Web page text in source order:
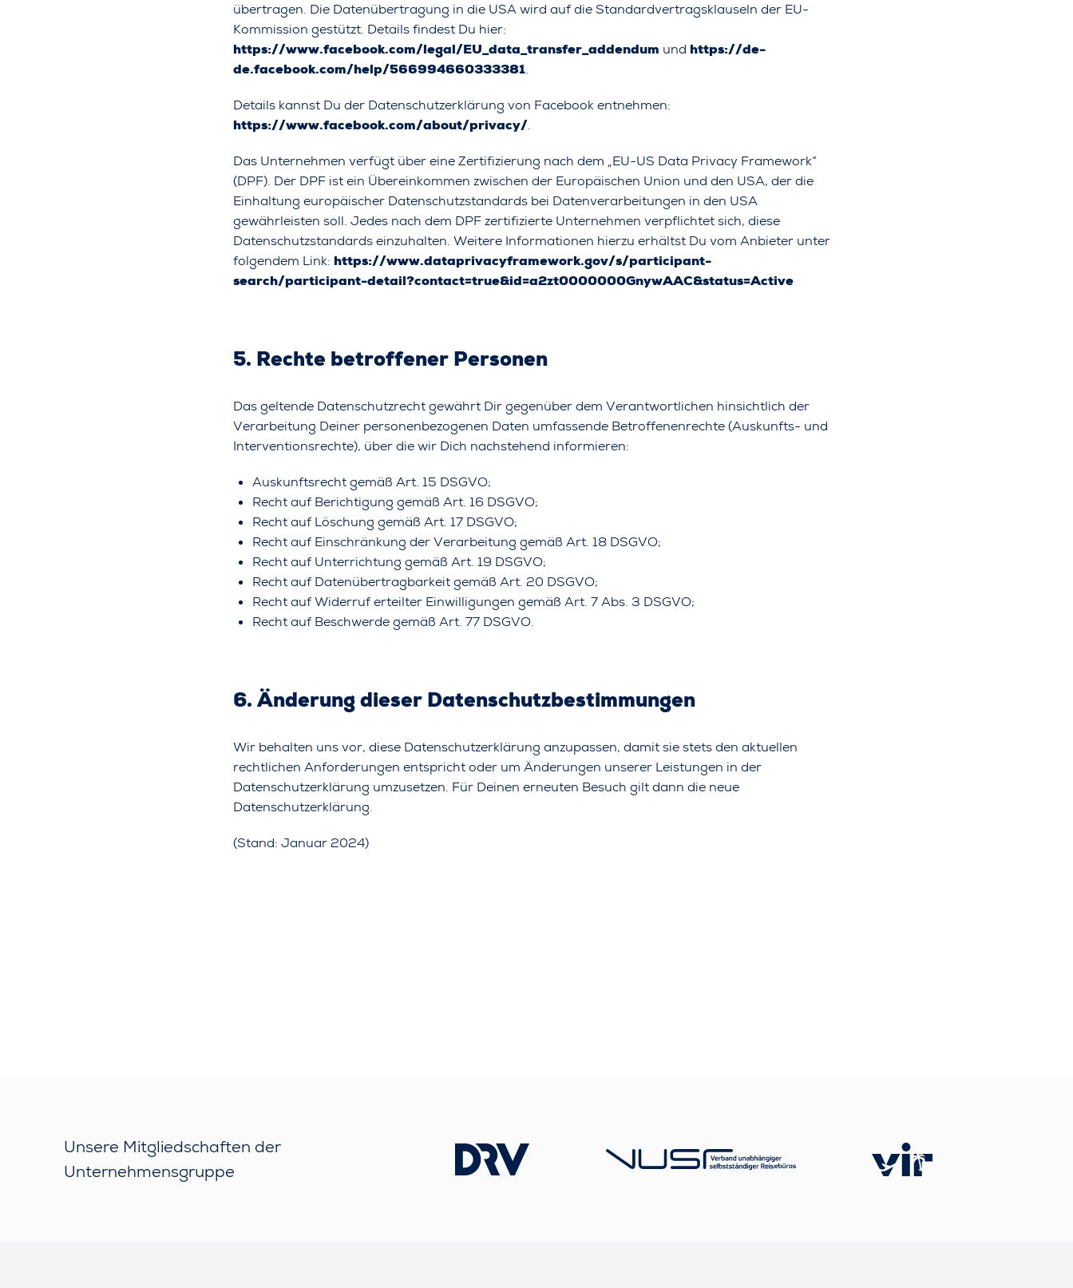
übertragen. Die Datenübertragung in die USA wird auf die Standardvertragsklauseln der EU-
Kommission gestützt. Details findest Du hier:
https://www.facebook.com/legal/EU_data_transfer_addendum und https://de-
de.facebook.com/help/566994660333381.
Details kannst Du der Datenschutzerklärung von Facebook entnehmen:
https://www.facebook.com/about/privacy/.
Das Unternehmen verfügt über eine Zertifizierung nach dem „EU-US Data Privacy Framework“
(DPF). Der DPF ist ein Übereinkommen zwischen der Europäischen Union und den USA, der die
Einhaltung europäischer Datenschutzstandards bei Datenverarbeitungen in den USA
gewährleisten soll. Jedes nach dem DPF zertifizierte Unternehmen verpflichtet sich, diese
Datenschutzstandards einzuhalten. Weitere Informationen hierzu erhältst Du vom Anbieter unter
folgendem Link: https://www.dataprivacyframework.gov/s/participant-
search/participant-detail?contact=true&id=a2zt0000000GnywAAC&status=Active
5. Rechte betroffener Personen
Das geltende Datenschutzrecht gewährt Dir gegenüber dem Verantwortlichen hinsichtlich der
Verarbeitung Deiner personenbezogenen Daten umfassende Betroffenenrechte (Auskunfts- und
Interventionsrechte), über die wir Dich nachstehend informieren:
Auskunftsrecht gemäß Art. 15 DSGVO;
Recht auf Berichtigung gemäß Art. 16 DSGVO;
Recht auf Löschung gemäß Art. 17 DSGVO;
Recht auf Einschränkung der Verarbeitung gemäß Art. 18 DSGVO;
Recht auf Unterrichtung gemäß Art. 19 DSGVO;
Recht auf Datenübertragbarkeit gemäß Art. 20 DSGVO;
Recht auf Widerruf erteilter Einwilligungen gemäß Art. 7 Abs. 3 DSGVO;
Recht auf Beschwerde gemäß Art. 77 DSGVO.
6. Änderung dieser Datenschutzbestimmungen
Wir behalten uns vor, diese Datenschutzerklärung anzupassen, damit sie stets den aktuellen
rechtlichen Anforderungen entspricht oder um Änderungen unserer Leistungen in der
Datenschutzerklärung umzusetzen. Für Deinen erneuten Besuch gilt dann die neue
Datenschutzerklärung.
(Stand: Januar 2024)
Unsere Mitgliedschaften der
Unternehmensgruppe